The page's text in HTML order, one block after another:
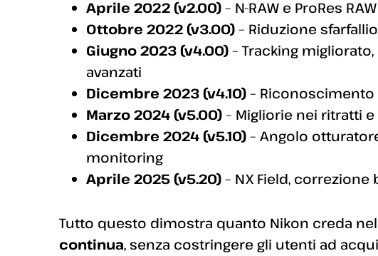
Aprile 2022 (v2.00) – N-RAW e ProRes
Ottobre 2022 (v3.00) – Riduzione
Giugno 2023 (v4.00) – Tracking
avanzati
Dicembre 2023 (v4.10) –
Marzo 2024 (v5.00) – Migliorie nei ritratti
Dicembre 2024 (v5.10) – Angolo
monitoring
Aprile 2025 (v5.20) – NX Field,
Tutto questo dimostra quanto Nikon creda
continua, senza costringere gli utenti ad